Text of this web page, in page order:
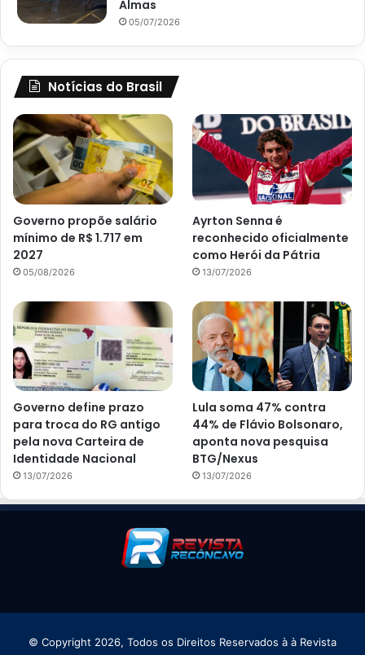
Almas
05/07/2026
Notícias do Brasil
Governo propõe salário
mínimo de R$ 1.717 em
2027
05/08/2026
Ayrton Senna é
reconhecido oficialmente
como Herói da Pátria
13/07/2026
Governo define prazo
para troca do RG antigo
pela nova Carteira de
Identidade Nacional
13/07/2026
Lula soma 47% contra
44% de Flávio Bolsonaro,
aponta nova pesquisa
BTG/Nexus
13/07/2026
© Copyright 2026, Todos os Direitos Reservados à à Revista